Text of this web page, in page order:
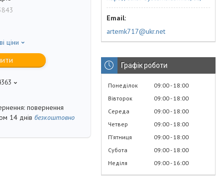
ціни
повернення
14 днів безкоштовно
artemk717@ukr.net
Графік роботи
Понеділок 09:00 18:00
Вівторок
09:00 18:00
Середа
09:00 18:00
Четвер
09:00 18:00
Пʼятниця
09:00 18:00
Субота
09:00 18:00
Неділя
09:00 16:00